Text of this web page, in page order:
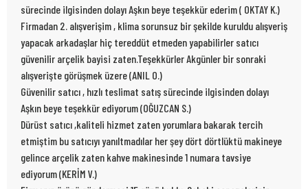
sürecinde ilgisinden dolayı Aşkın beye teşekkür ederim ( OKTAY K.)
Firmadan 2. alışverişim , klima sorunsuz bir şekilde kuruldu alışveriş
yapacak arkadaşlar hiç tereddüt etmeden yapabilirler satıcı
güvenilir arçelik bayisi zaten.Teşekkürler Akgünler bir sonraki
alışverişte görüşmek üzere (ANIL O.)
Güvenilir satıcı , hızlı teslimat satış sürecinde ilgisinden dolayı
Aşkın beye teşekkür ediyorum (OĞUZCAN S.)
Dürüst satıcı ,kaliteli hizmet zaten yorumlara bakarak tercih
etmiştim bu satıcıyı yanıltmadılar her şey dört dörtlüktü makineye
gelince arçelik zaten kahve makinesinde 1 numara tavsiye
ediyorum (KERİM V.)